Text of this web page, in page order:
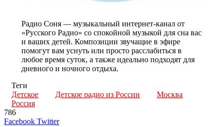
Радио Соня — музыкальный интернет-канал от
«Русского Радио» со спокойной музыкой для сна вас
и ваших детей. Композиции звучащие в эфире
помогут вам уснуть или просто расслабиться в
любое время суток, а также идеально подходят для
дневного и ночного отдыха.
Теги
Детское
Детское радио из России
Москва
Россия
786
Facebook TwitterLinkedIn
Tumblr
Reddit
Вконтакте
Одноклассники
Skype
Messenger
Messenger
WhatsApp
Telegram
Viber
Line
Поделиться
Печатать